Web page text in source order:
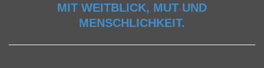
MIT WEITBLICK, MUT UND
MENSCHLICHKEIT.